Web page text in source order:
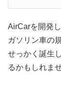
AirCarを開発
ガソリン車の
せっかく誕生
るかもしれま